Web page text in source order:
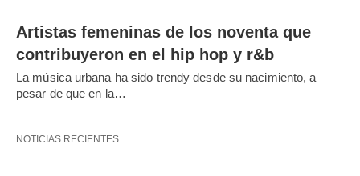
Artistas femeninas de los noventa que
contribuyeron en el hip hop y r&b
La música urbana ha sido trendy desde su nacimiento, a
pesar de que en la…
NOTICIAS RECIENTES